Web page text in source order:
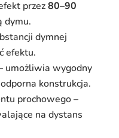
przez80–90
dymu.
dymnej
efektu.
umożliwia wygodny
konstrukcja.
prochowego –
na dystans